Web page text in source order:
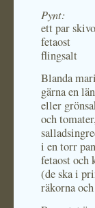
Pynt:
ett par
fetaost
flingsalt
Blanda
gärna en
eller
och
i en torr
fetaost och
(de ska i
räkorna